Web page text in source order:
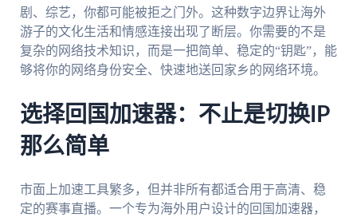
剧、综艺，你都可能被拒之门外。这种数字边界让海外
游子的文化生活和情感连接出现了断层。你需要的不是
复杂的网络技术知识，而是一把简单、稳定的“钥匙”，能
够将你的网络身份安全、快速地送回家乡的网络环境。
选择回国加速器：不止是切换IP
那么简单
市面上加速工具繁多，但并非所有都适合用于高清、稳
定的赛事直播。一个专为海外用户设计的回国加速器，